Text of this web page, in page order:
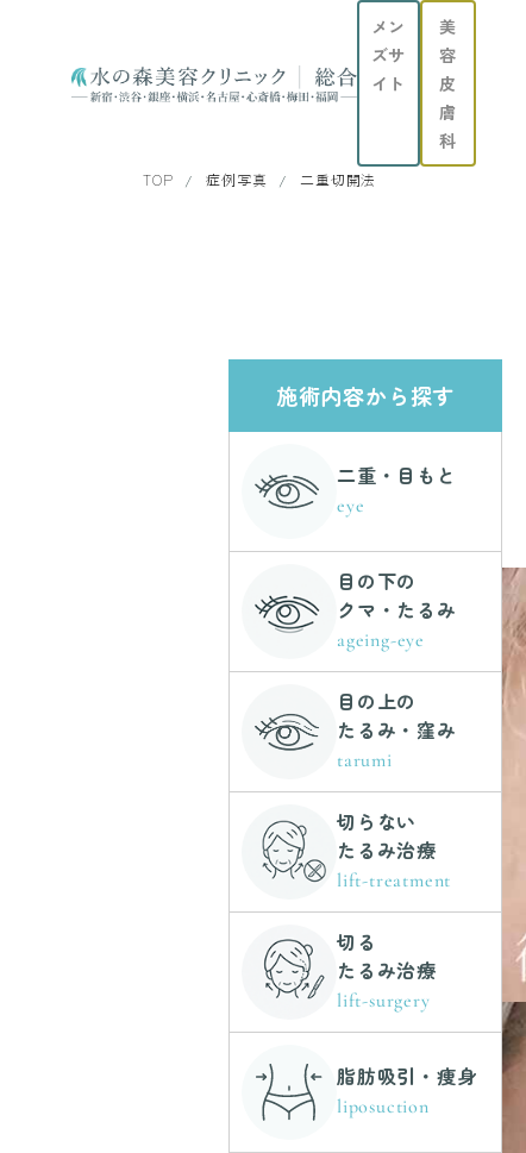
メン
ズサ
イト
美
容
皮
膚
科
TOP 症例写真 二重切開法
施術内容から探す
二重・目もと
eye
目の下の
クマ・たるみ
ageing-eye
目の上の
たるみ・窪み
tarumi
切らない
たるみ治療
lift-treatment
切る
たるみ治療
lift-surgery
脂肪吸引・痩身
liposuction